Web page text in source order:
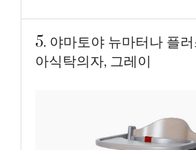
5. 야마토야 뉴마터나 플
아식탁의자, 그레이